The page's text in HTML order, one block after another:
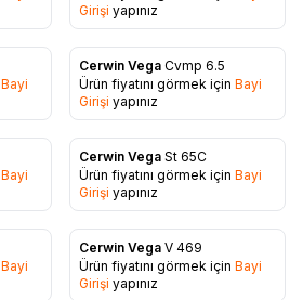
Girişi yapınız
Bayi
Favorilere Ekle
Cerwin Vega Cvmp 6.5
Ürün fiyatını görmek için Bayi
Girişi yapınız
Bayi
Favorilere Ekle
Cerwin Vega St 65C
Ürün fiyatını görmek için Bayi
Girişi yapınız
Bayi
Favorilere Ekle
Cerwin Vega V 469
Ürün fiyatını görmek için Bayi
Girişi yapınız